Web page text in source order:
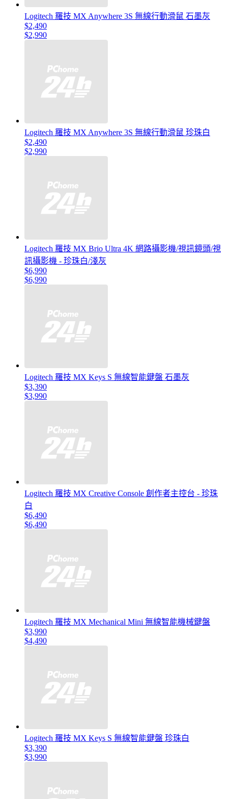
Logitech 羅技 MX Anywhere 3S 無線行動滑鼠 石墨灰
$2,490
$2,990
Logitech 羅技 MX Anywhere 3S 無線行動滑鼠 珍珠白
$2,490
$2,990
Logitech 羅技 MX Brio Ultra 4K 網路攝影機/視訊鏡頭/視
訊攝影機 - 珍珠白/淺灰
$6,990
$6,990
Logitech 羅技 MX Keys S 無線智能鍵盤 石墨灰
$3,390
$3,990
Logitech 羅技 MX Creative Console 創作者主控台 - 珍珠
白
$6,490
$6,490
Logitech 羅技 MX Mechanical Mini 無線智能機械鍵盤
$3,990
$4,490
Logitech 羅技 MX Keys S 無線智能鍵盤 珍珠白
$3,390
$3,990